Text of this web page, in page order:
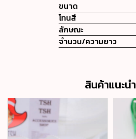
ขนาด
โทนสี
ลักษณะ
จำนวน/ความยาว
สินค้าแนะนำ